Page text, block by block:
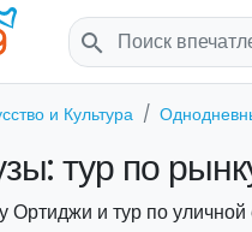
search
и Культура
тур по
Ортиджи и тур по